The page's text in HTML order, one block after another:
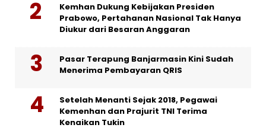
Kemhan Dukung Kebijakan Presiden
Prabowo, Pertahanan Nasional Tak Hanya
Diukur dari Besaran Anggaran
Pasar Terapung Banjarmasin Kini Sudah
Menerima Pembayaran QRIS
Setelah Menanti Sejak 2018, Pegawai
Kemenhan dan Prajurit TNI Terima
Kenaikan Tukin